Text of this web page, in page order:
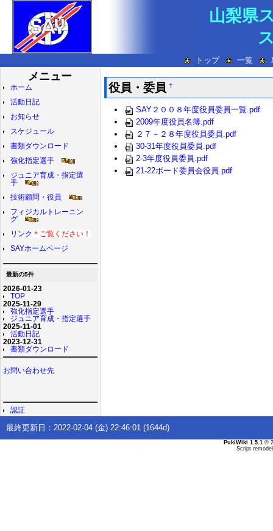
山梨県
トップ 一覧
メニュー
ホーム
活動日記
お知らせ
スケジュール
書類ダウンロード
強化指定選手
ジュニア育成・指定選
手
技術顧問・役員
フィジカルトレーニン
グ
リンク ＊ご覧ください！
SAYホームページ
最新の5件
2026-01-23
TOP
2025-11-29
強化指定選手
ジュニア育成・指定選手
2025-11-01
活動日記
2023-12-31
書類ダウンロード
お問い合わせ先
認証
役員・委員†
SAY２００８年度役員委員一覧.pdf
2009年度役員名簿.pdf
２７－２８年度役員委員.pdf
30-31年度役員委員.pdf
2-3年度役員委員.pdf
21-22ボード委員会役員.pdf
最終更新日：2022-02-04 (金) 22:46:01 (1644d)
PukiWiki 1.5.1 ©
Script